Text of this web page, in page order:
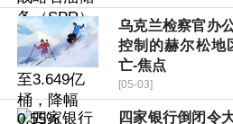
乌克兰检察官办
控制的赫尔松地
亡-焦点
[05-03]
四家银行倒闭令